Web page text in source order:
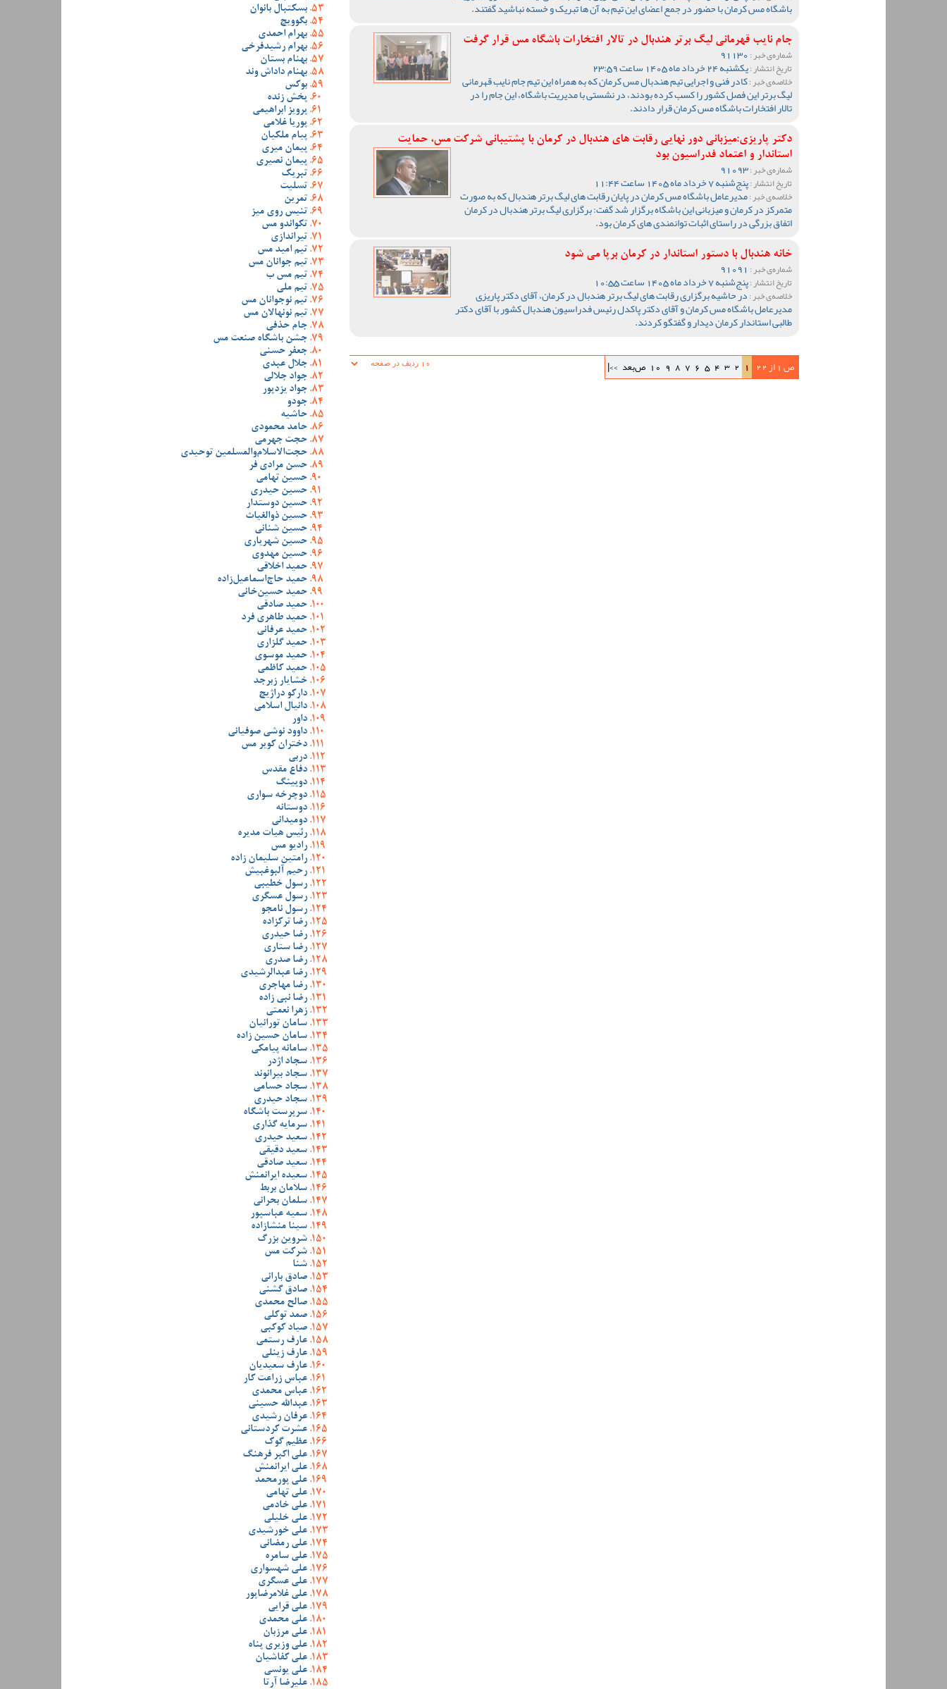
باشگاه مس کرمان با حضور در جمع اعضای این تیم به آن ها تبریک و خسته نباشید گفتند.
جام نایب قهرمانی لیگ برتر هندبال در تالار افتخارات باشگاه مس قرار گرفت
شماره‌ی خبر :
تاریخ انتشار :یکشنبه 24 خرداد ماه 1405 ساعت 23:59
خلاصه‌ی خبر :کادر فنی و اجرایی تیم هندبال مس کرمان که به همراه این تیم جام نایب قهرمانی
لیگ برتر این فصل کشور را کسب کرده بودند، در نشستی با مدیریت باشگاه، این جام را در
تالار افتخارات باشگاه مس کرمان قرار دادند.
دکتر پاریزی:میزبانی دور نهایی رقابت های هندبال در کرمان با پشتیبانی شرکت مس، حمایت
استاندار و اعتماد فدراسیون بود
شماره‌ی خبر :91093
تاریخ انتشار :پنج‌شنبه 7 خرداد ماه 1405 ساعت 11:44
خلاصه‌ی خبر :مدیرعامل باشگاه مس کرمان در پایان رقابت های لیگ برتر هندبال که به صورت
متمرکز در کرمان و میزبانی این باشگاه برگزار شد گفت: برگزاری لیگ برتر هندبال در کرمان
اتفاق بزرگی در راستای اثبات توانمندی های کرمان بود.
خانه هندبال با دستور استاندار در کرمان برپا می شود
شماره‌ی خبر :
تاریخ انتشار :پنج‌شنبه 7 خرداد ماه 1405 ساعت 10:55
خلاصه‌ی خبر :در حاشیه برگزاری رقابت های لیگ برتر هندبال در کرمان، آقای دکتر پاریزی
مدیرعامل باشگاه مس کرمان و آقای دکتر پاکدل رئیس فدراسیون هندبال کشور با آقای دکتر
طالبی استاندار کرمان دیدار و گفتگو کردند.
ص 1 از 22 1
2
3
4
5
6
7
8
9
10 ص‌بعد >>|
بسکتبال بانوان
بگوویچ
بهرام احمدی
بهرام رشیدفرخی
بهنام بستان
بهنام داداش وند
بوکس
پخش زنده
پرویز ابراهیمی
پوریا غلامی
پیام ملکیان
پیمان میری
پیمان نصیری
تبریک
تسلیت
تمرین
تنیس روی میز
تکواندو مس
تیراندازی
تیم امید مس
تیم جوانان مس
تیم مس ب
تیم ملی
تیم نوجوانان مس
تیم نونهالان مس
جام حذفی
جشن باشگاه صنعت مس
جعفر حسنی
جلال عبدی
جواد جلالی
جواد یزدپور
جودو
حاشیه
حامد محمودی
حجت جهرمی
حجت‌الاسلام‌والمسلمین توحیدی
حسن مرادی فر
حسین تهامی
حسین حیدری
حسین دوستدار
حسین ذوالغیاث
حسین شنانی
حسین شهریاری
حسین مهدوی
حمید اخلاقی
حمید حاج‌اسماعیل‌زاده
حمید حسین‌خانی
حمید صادقی
حمید طاهری فرد
حمید عرفانی
حمید گلزاری
حمید موسوی
حمید کاظمی
خشایار زبرجد
دارکو دراژیچ
دانیال اسلامی
داور
داوود نوشی صوفیانی
دختران کویر مس
دربی
دفاع مقدس
دوپینگ
دوچرخه سواری
دوستانه
دومیدانی
رئیس هیات مدیره
رادیو مس
رامتین سلیمان زاده
رحیم آلبوغبیش
رسول خطیبی
رسول عسگری
رسول نامجو
رضا ترکزاده
رضا حیدری
رضا ستاری
رضا صدری
رضا عبدالرشیدی
رضا مهاجری
رضا نبی زاده
زهرا نعمتی
سامان تورانیان
سامان حسین زاده
سامانه پیامکی
سجاد اژدر
سجاد بیرانوند
سجاد حسامی
سجاد حیدری
سرپرست باشگاه
سرمایه گذاری
سعید حیدری
سعید دقیقی
سعید صادقی
سعیده ایرانمنش
سلامان بربط
سلمان بحرانی
سمیه عباسپور
سینا منشازاده
شروین بزرگ
شرکت مس
شنا
صادق بارانی
صادق گشنی
صالح محمدی
صمد توکلی
صیاد کوکبی
عارف رستمی
عارف زینلی
عارف سعیدیان
عباس زراعت کار
عباس محمدی
عبدالله حسینی
عرفان رشیدی
عشرت کردستانی
عظیم گوک
علی اکبر فرهنگ
علی ایرانمنش
علی پورمحمد
علی تهامی
علی خادمی
علی خلیلی
علی خورشیدی
علی رمضانی
علی سامره
علی شهسواری
علی عسگری
علی غلامرضاپور
علی قرایی
علی محمدی
علی مرزبان
علی وزیری پناه
علی کفاشیان
علی یونسی
علیرضا آرتا